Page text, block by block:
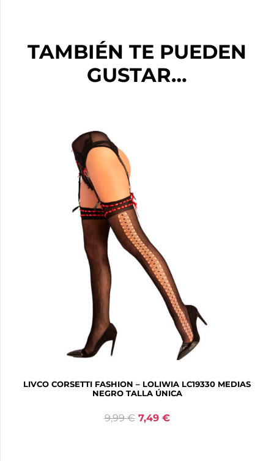
TAMBIÉN TE PUEDEN
GUSTAR…
LIVCO CORSETTI FASHION – LOLIWIA LC19330 MEDIAS
NEGRO TALLA ÚNICA
9,99€ 7,49 €